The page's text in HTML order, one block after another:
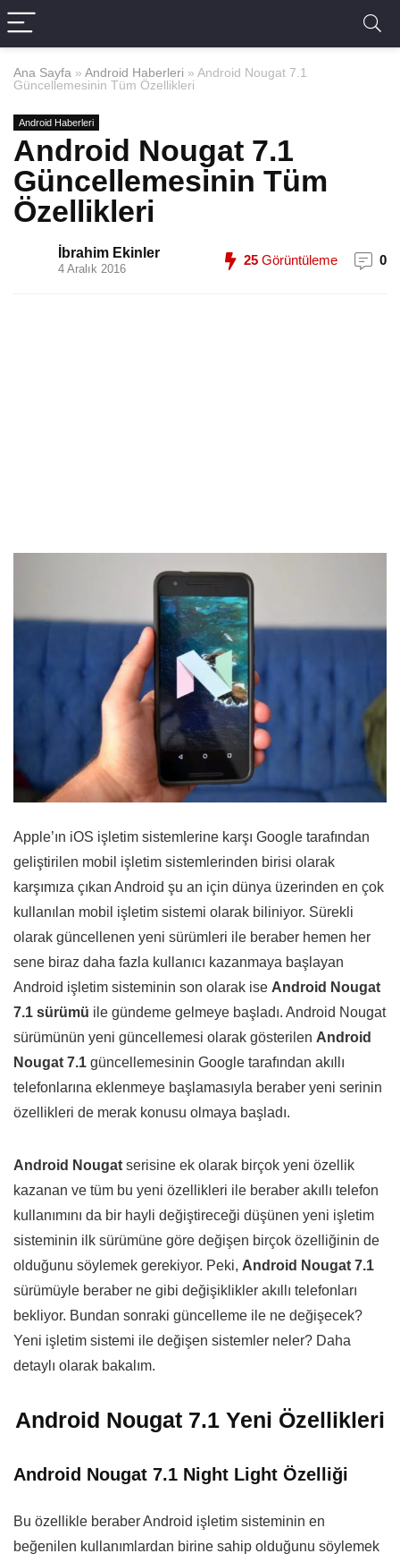
Ana Sayfa » Android Haberleri » Android Nougat 7.1
Güncellemesinin Tüm Özellikleri
Android Haberleri
Android Nougat 7.1
Güncellemesinin Tüm
Özellikleri
İbrahim Ekinler
4 Aralık 2016
25 Görüntüleme 0
Apple’ın iOS işletim sistemlerine karşı Google tarafından
geliştirilen mobil işletim sistemlerinden birisi olarak
karşımıza çıkan Android şu an için dünya üzerinden en çok
kullanılan mobil işletim sistemi olarak biliniyor. Sürekli
olarak güncellenen yeni sürümleri ile beraber hemen her
sene biraz daha fazla kullanıcı kazanmaya başlayan
Android işletim sisteminin son olarak ise Android Nougat
7.1 sürümü ile gündeme gelmeye başladı. Android Nougat
sürümünün yeni güncellemesi olarak gösterilen Android
Nougat 7.1 güncellemesinin Google tarafından akıllı
telefonlarına eklenmeye başlamasıyla beraber yeni serinin
özellikleri de merak konusu olmaya başladı.
Android Nougat serisine ek olarak birçok yeni özellik
kazanan ve tüm bu yeni özellikleri ile beraber akıllı telefon
kullanımını da bir hayli değiştireceği düşünen yeni işletim
sisteminin ilk sürümüne göre değişen birçok özelliğinin de
olduğunu söylemek gerekiyor. Peki, Android Nougat 7.1
sürümüyle beraber ne gibi değişiklikler akıllı telefonları
bekliyor. Bundan sonraki güncelleme ile ne değişecek?
Yeni işletim sistemi ile değişen sistemler neler? Daha
detaylı olarak bakalım.
Android Nougat 7.1 Yeni Özellikleri
Android Nougat 7.1 Night Light Özelliği
Bu özellikle beraber Android işletim sisteminin en
beğenilen kullanımlardan birine sahip olduğunu söylemek